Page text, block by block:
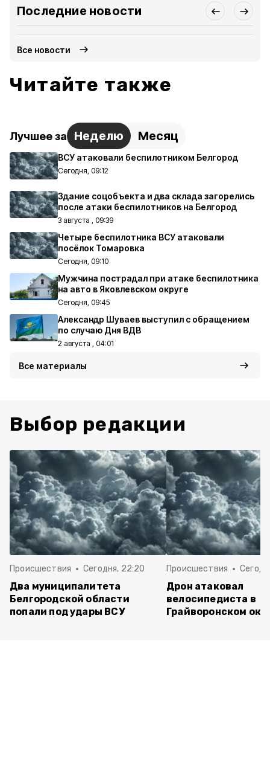
Последние новости
Все новости
Читайте также
Лучшее за Неделю Месяц
ВСУ атаковали беспилотником Белгород
Сегодня, 09:12
Здание соцобъекта и два склада загорелись
после атаки беспилотников на Белгород
3 августа , 09:39
Четыре беспилотника ВСУ атаковали
посёлок Томаровка
Сегодня, 09:10
Мужчина пострадал при атаке беспилотника
на авто в Яковлевском округе
Сегодня, 09:45
Александр Шуваев выступил с обращением
по случаю Дня ВДВ
2 августа , 04:01
Все материалы
Выбор редакции
Происшествия Сегодня, 22:20
Два муниципалитета
Белгородской области
попали под удары ВСУ
Происшествия
Дрон атаковал
велосипедиста в
Грайворонском